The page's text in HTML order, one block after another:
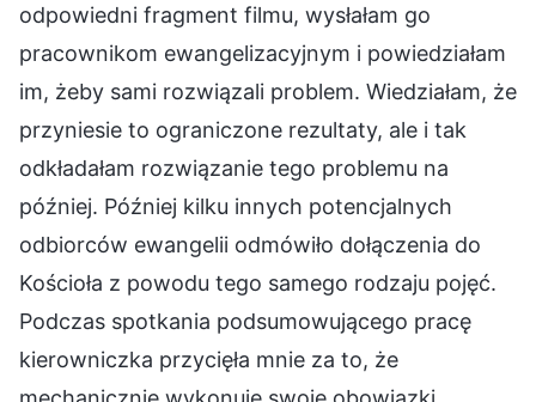
odpowiedni fragment filmu, wysłałam go
pracownikom ewangelizacyjnym i powiedziałam
im, żeby sami rozwiązali problem. Wiedziałam, że
przyniesie to ograniczone rezultaty, ale i tak
odkładałam rozwiązanie tego problemu na
później. Później kilku innych potencjalnych
odbiorców ewangelii odmówiło dołączenia do
Kościoła z powodu tego samego rodzaju pojęć.
Podczas spotkania podsumowującego pracę
kierowniczka przycięła mnie za to, że